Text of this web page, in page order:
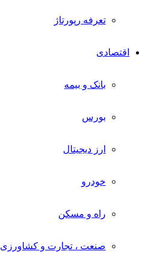
تعرفه رپورتاژ
اقتصادی
بانک و بیمه
بورس
ارز دیجیتال
خودرو
راه و مسکن
صنعت ، تجارت و کشاورزی